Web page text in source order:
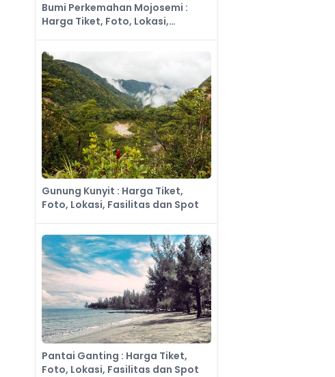
Bumi Perkemahan Mojosemi :
Harga Tiket, Foto, Lokasi,
Gunung Kunyit : Harga Tiket,
Foto, Lokasi, Fasilitas dan Spot
Pantai Ganting : Harga Tiket,
Foto, Lokasi, Fasilitas dan Spot